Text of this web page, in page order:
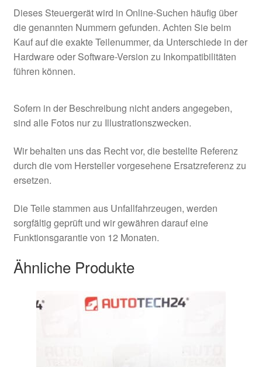
Dieses Steuergerät wird in Online-Suchen häufig über
die genannten Nummern gefunden. Achten Sie beim
Kauf auf die exakte Teilenummer, da Unterschiede in der
Hardware oder Software-Version zu Inkompatibilitäten
führen können.
Sofern in der Beschreibung nicht anders angegeben,
sind alle Fotos nur zu Illustrationszwecken.
Wir behalten uns das Recht vor, die bestellte Referenz
durch die vom Hersteller vorgesehene Ersatzreferenz zu
ersetzen.
Die Teile stammen aus Unfallfahrzeugen, werden
sorgfältig geprüft und wir gewähren darauf eine
Funktionsgarantie von 12 Monaten.
Ähnliche Produkte